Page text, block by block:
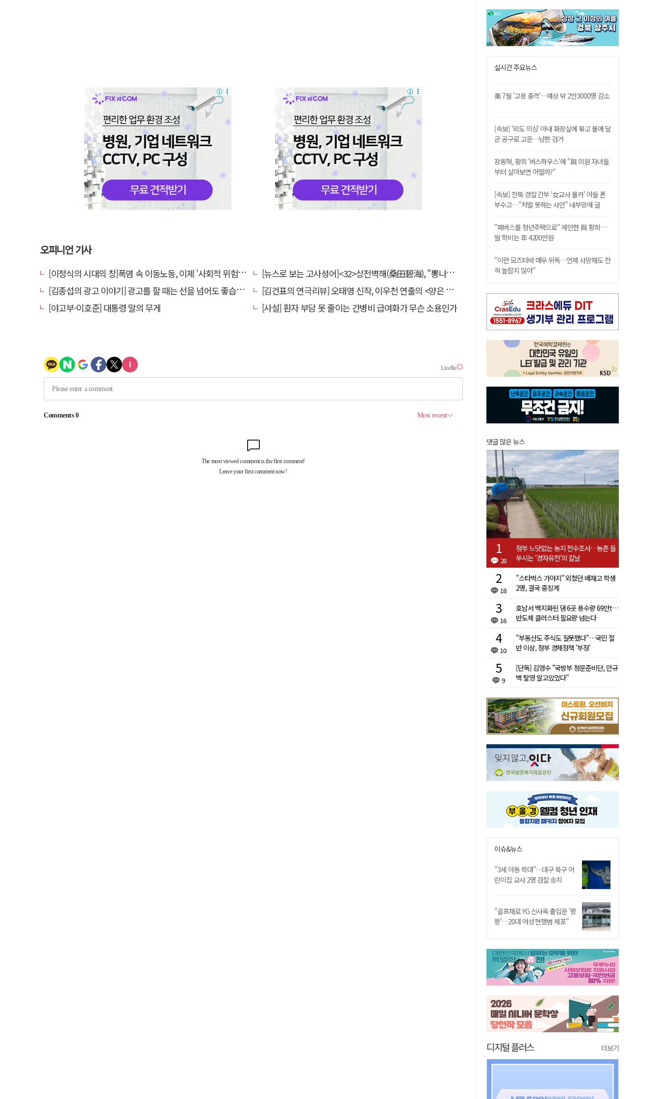
오피니언 기사
[이정식의 시대의 창]폭염 속 이동노동, 이제 '사회적 위험 관리'로 전환할 때
[뉴스로 보는 고사성어]<32>상전벽해(桑田碧海), "뽕나무밭이 푸른 바다가 되었다."
[김종섭의 광고 이야기] 광고를 할 때는 선을 넘어도 좋습니다.
[김건표의 연극리뷰] 오태영 신작, 이우천 연출의 <양은 양순하다>"국민을 온순한 양으로 길들이는 전체주의적 정치의 알레고리"
[야고부-이호준] 대통령 말의 무게
[사설] 환자 부담 못 줄이는 간병비 급여화가 무슨 소용인가
실시간 주요뉴스
美 7월 '고용 충격'…예상 밖 2만3000명 감소
[속보] '외도 의심' 아내 화장실에 묶고 불에 달
군 공구로 고문…남편 검거
장동혁, 황희 '버스하우스'에 "與 의원 자녀들
부터 살아보면 어떨까?"
[속보] 전북 경찰 간부 '女교사 몰카' 아들 폰
부수고…"처벌 못하는 사안" 내부망에 글
"폐버스를 청년주택으로" 제안한 與 황희…
딸 학비는 年 4200만원
"이란 모즈타바 매우 위독…언제 사망해도 전
혀 놀랍지 않아"
댓글 많은 뉴스
28
정부 느닷없는 농지 전수조사…농촌 들
쑤시는 '경자유전'의 칼날
18
"스타벅스 가야지" 외쳤던 배재고 학생
2명, 결국 중징계
16
호남서 백지화된 댐 6곳 용수량 69만t…
반도체 클러스터 필요량 넘는다
10
"부동산도 주식도 잘못했다"…국민 절
반 이상, 정부 경제정책 '부정'
9
[단독] 김영수 "국방부 청문준비단, 안규
백 탈영 알고있었다"
이슈&뉴스
"3세 아동 학대"…대구 북구 어
린이집 교사 2명 검찰 송치
"골프채로 YG 신사옥 출입문 '쾅
쾅'…20대 여성 현행범 체포"
디지털 플러스 더보기